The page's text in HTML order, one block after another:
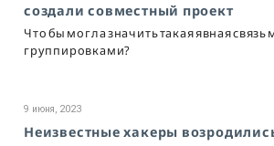
создали совместный проект
Что бы могла значить такая явная связь
группировками?
9 июня, 2023
Неизвестные хакеры